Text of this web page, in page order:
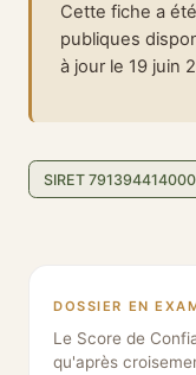
Cette fiche a
publiques
à jour le 19 juin
SIRET
DOSSIER EN
Le Score de
qu'après